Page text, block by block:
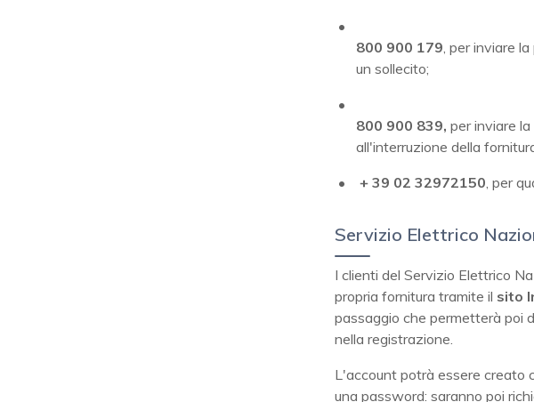
800 900 179 , per inviare
un sollecito;
800 900 839, per inviare
all'interruzione della
+ 39 02 32972150 , per
Servizio Elettrico
I clienti del Servizio Elettrico
propria fornitura tramite il sito
passaggio che permetterà poi
nella registrazione.
L'account potrà essere creato
una password: saranno poi